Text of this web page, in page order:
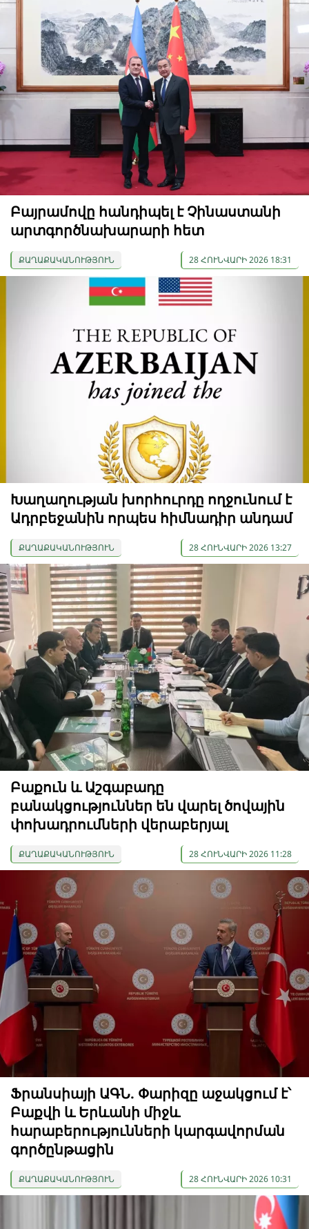
Բայրամովը հանդիպել է Չինաստանի
արտգործնախարարի հետ
ՔԱՂԱՔԱԿԱՆՈՒԹՅՈՒՆ 28 ՀՈՒՆՎԱՐԻ 2026 18:31
Խաղաղության խորհուրդը ողջունում է
Ադրբեջանին որպես հիմնադիր անդամ
ՔԱՂԱՔԱԿԱՆՈՒԹՅՈՒՆ 28 ՀՈՒՆՎԱՐԻ 2026 13:27
Բաքուն և Աշգաբադը
բանակցություններ են վարել ծովային
փոխադրումների վերաբերյալ
ՔԱՂԱՔԱԿԱՆՈՒԹՅՈՒՆ 28 ՀՈՒՆՎԱՐԻ 2026 11:28
Ֆրանսիայի ԱԳՆ. Փարիզը աջակցում է՝
Բաքվի և Երևանի միջև
հարաբերությունների կարգավորման
գործընթացին
ՔԱՂԱՔԱԿԱՆՈՒԹՅՈՒՆ 28 ՀՈՒՆՎԱՐԻ 2026 10:31